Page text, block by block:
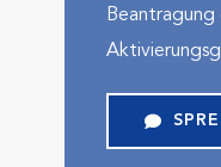
Beantragung